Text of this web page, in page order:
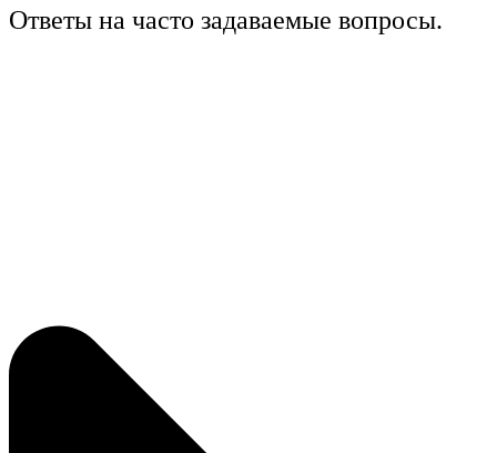
Ответы на часто задаваемые вопросы.